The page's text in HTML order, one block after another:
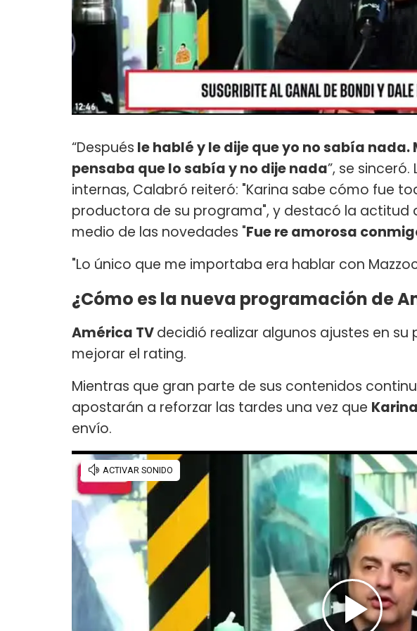
“Después le hablé y le dije que yo no sabía nada.
pensaba que lo sabía y no dije nada”, se
internas, Calabró reiteró: "Karina sabe cómo fue
productora de su programa", y destacó la actitud
medio de las novedades "Fue re amorosa
"Lo único que me importaba era hablar con
¿Cómo es la nueva programación de
América TVdecidió realizar algunos ajustes en
mejorar el rating.
Mientras que gran parte de sus contenidos
apostarán a reforzar las tardes una vez que
envío.